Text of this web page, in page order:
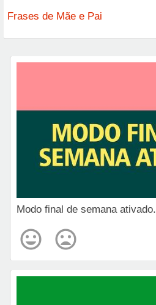
Frases de Mãe e Pai
Modo final de semana ativado.